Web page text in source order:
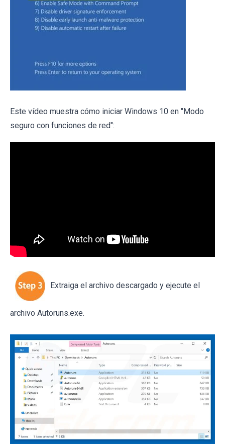
Este vídeo muestra cómo iniciar Windows 10 en "Modo
seguro con funciones de red":
Extraiga el archivo descargado y ejecute el
archivo Autoruns.exe.